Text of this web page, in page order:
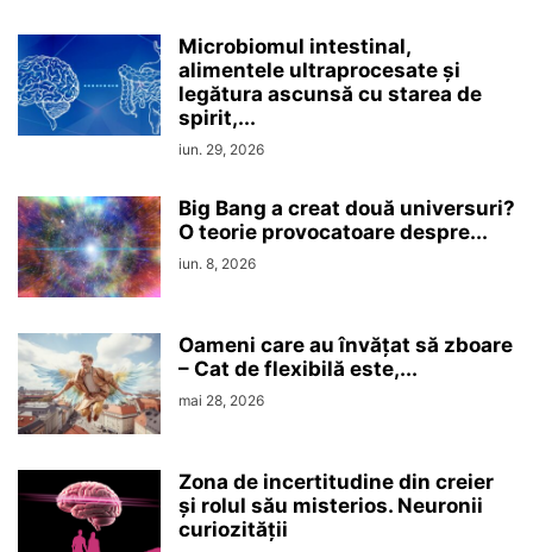
Microbiomul intestinal,
alimentele ultraprocesate şi
legătura ascunsă cu starea de
spirit,...
iun. 29, 2026
Big Bang a creat două universuri?
O teorie provocatoare despre...
iun. 8, 2026
Oameni care au învățat să zboare
– Cat de flexibilă este,...
mai 28, 2026
Zona de incertitudine din creier
şi rolul său misterios. Neuronii
curiozităţii